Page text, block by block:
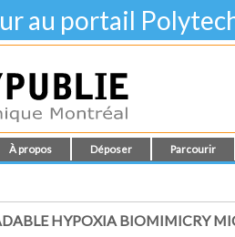
au portail
À propos Déposer Parcourir
HYPOXIA BIOMIMICRY